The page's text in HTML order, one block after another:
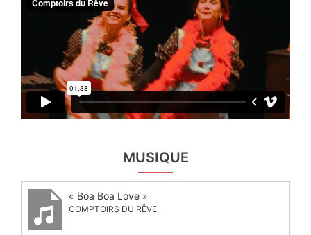
MUSIQUE
« Boa Boa Love »
COMPTOIRS DU RÊVE